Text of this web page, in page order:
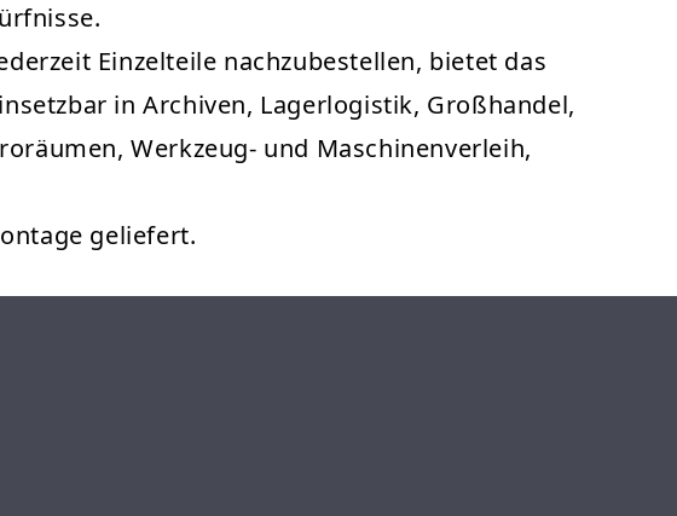
Einzelteile nachzubestellen, bietet das
in Archiven, Lagerlogistik, Großhandel,
Werkzeug- und Maschinenverleih,
geliefert.